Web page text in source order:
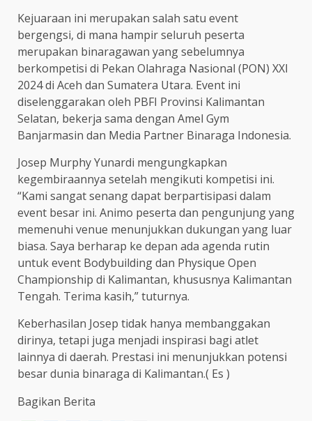
Kejuaraan ini merupakan salah satu event
bergengsi, di mana hampir seluruh peserta
merupakan binaragawan yang sebelumnya
berkompetisi di Pekan Olahraga Nasional (PON) XXI
2024 di Aceh dan Sumatera Utara. Event ini
diselenggarakan oleh PBFI Provinsi Kalimantan
Selatan, bekerja sama dengan Amel Gym
Banjarmasin dan Media Partner Binaraga Indonesia.
Josep Murphy Yunardi mengungkapkan
kegembiraannya setelah mengikuti kompetisi ini.
“Kami sangat senang dapat berpartisipasi dalam
event besar ini. Animo peserta dan pengunjung yang
memenuhi venue menunjukkan dukungan yang luar
biasa. Saya berharap ke depan ada agenda rutin
untuk event Bodybuilding dan Physique Open
Championship di Kalimantan, khususnya Kalimantan
Tengah. Terima kasih,” tuturnya.
Keberhasilan Josep tidak hanya membanggakan
dirinya, tetapi juga menjadi inspirasi bagi atlet
lainnya di daerah. Prestasi ini menunjukkan potensi
besar dunia binaraga di Kalimantan.( Es )
Bagikan Berita